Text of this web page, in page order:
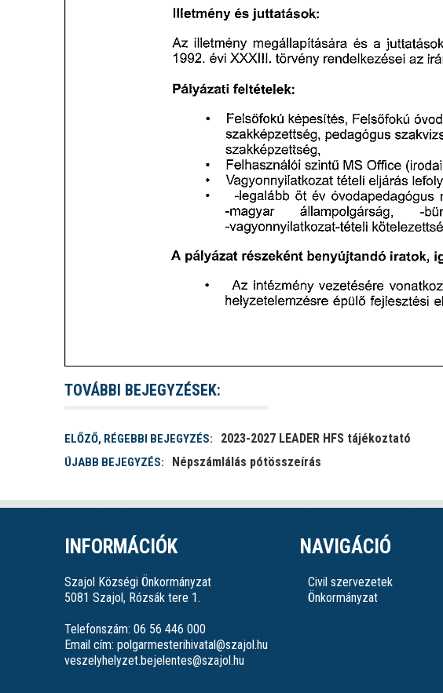
TOVÁBBI BEJEGYZÉSEK:
ELŐZŐ, RÉGEBBI BEJEGYZÉS: 2023-2027 LEADER HFS tájékoztató
ÚJABB BEJEGYZÉS: Népszámlálás pótösszeírás
INFORMÁCIÓK
Szajol Községi Önkormányzat
5081 Szajol, Rózsák tere 1.
Telefonszám: 06 56 446 000
Email cím: polgarmesterihivatal@szajol.hu
veszelyhelyzet.bejelentes@szajol.hu
NAVIGÁCIÓ
Civil szervezetek
Önkormányzat